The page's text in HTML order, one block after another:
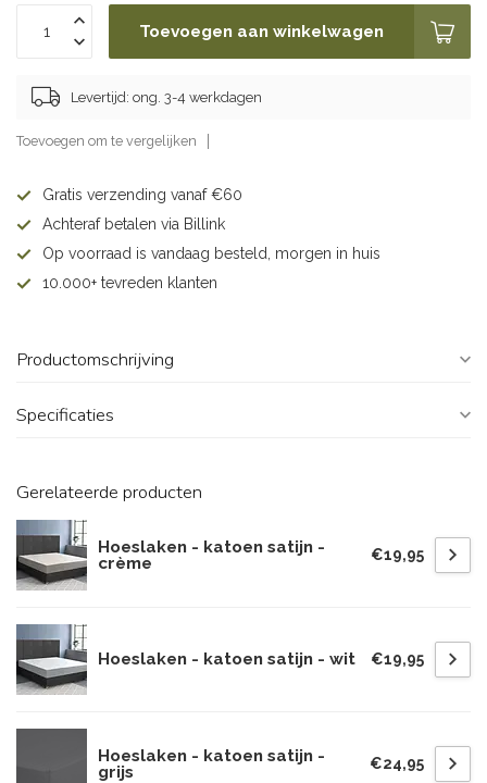
Toevoegen aan winkelwagen
Levertijd: ong. 3-4 werkdagen
Toevoegen om te vergelijken
Gratis verzending vanaf €60
Achteraf betalen via Billink
Op voorraad is vandaag besteld, morgen in huis
10.000+ tevreden klanten
Productomschrijving
Specificaties
Gerelateerde producten
Hoeslaken - katoen satijn -
crème
€19,95
Hoeslaken - katoen satijn - wit €19,95
Hoeslaken - katoen satijn -
grijs
€24,95